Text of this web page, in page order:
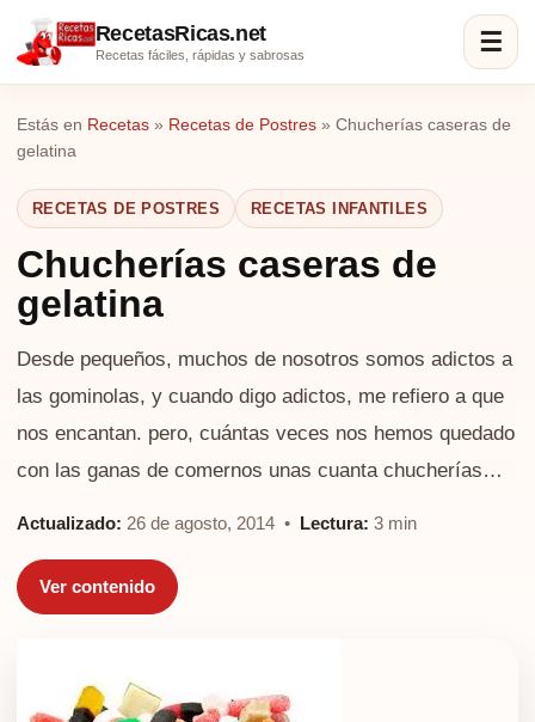
RecetasRicas.net
Recetas fáciles, rápidas y sabrosas ☰
Estás en Recetas » Recetas de Postres » Chucherías caseras de
gelatina
RECETAS DE POSTRES RECETAS INFANTILES
Chucherías caseras de
gelatina
Desde pequeños, muchos de nosotros somos adictos a
las gominolas, y cuando digo adictos, me refiero a que
nos encantan. pero, cuántas veces nos hemos quedado
con las ganas de comernos unas cuanta chucherías…
Actualizado: 26 de agosto, 2014 • Lectura: 3 min
Ver contenido